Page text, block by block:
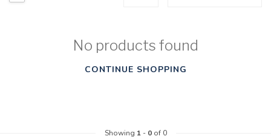
No products found
CONTINUE SHOPPING
Showing 1- 0of 0